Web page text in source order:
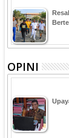
OPINI